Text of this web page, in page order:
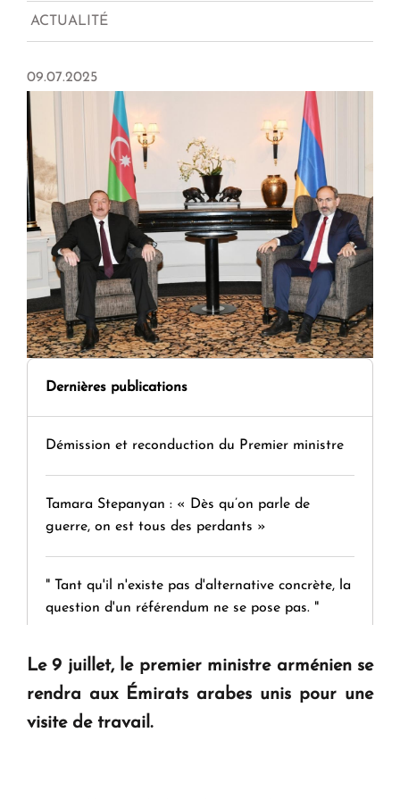
ACTUALITÉ
09.07.2025
Dernières publications
Démission et reconduction du Premier ministre
Tamara Stepanyan : « Dès qu’on parle de
guerre, on est tous des perdants »
" Tant qu'il n'existe pas d'alternative concrète, la
question d'un référendum ne se pose pas. "
KASA : 30 ans d'audace, de résilience et d'avenir
en Arménie
Le 9 juillet, le premier ministre arménien se
rendra aux Émirats arabes unis pour une
visite de travail.